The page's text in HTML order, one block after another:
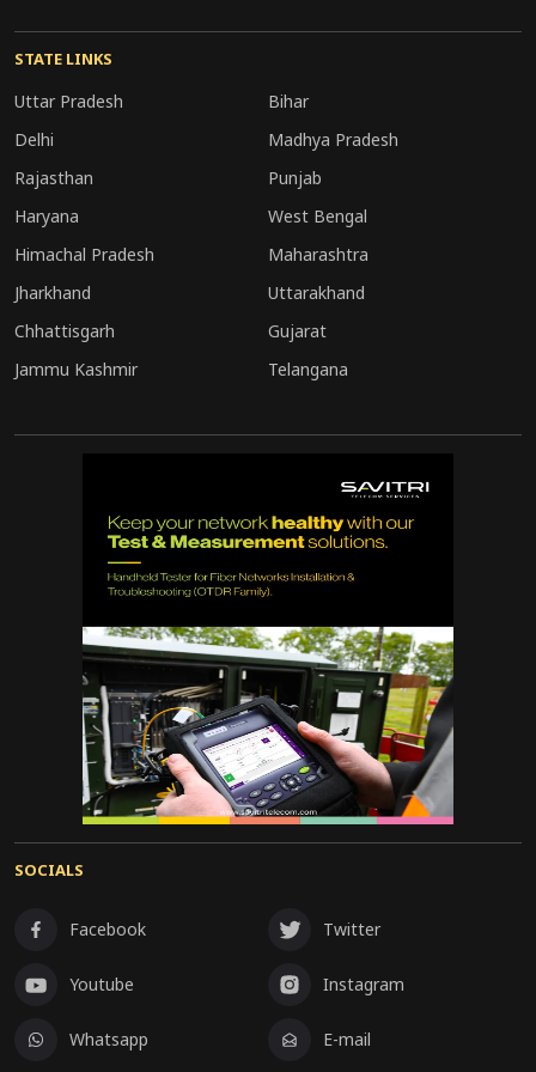
मुंबई- ₹3,024 हो गया है |
STATE LINKS
Uttar Pradesh
Bihar
Delhi
Madhya Pradesh
Rajasthan
Punjab
Haryana
West Bengal
Himachal Pradesh
Maharashtra
Jharkhand
Uttarakhand
Chhattisgarh
Gujarat
Jammu Kashmir
Telangana
SOCIALS
Facebook Twitter
Youtube Instagram
Whatsapp E-mail